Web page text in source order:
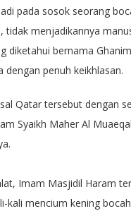
pada sosok seorang
tidak menjadikannya
diketahui bernama
penuh keikhlasan.
Qatar tersebut dengan
Syaikh Maher Al
Imam Masjidil Haram
kali mencium kening